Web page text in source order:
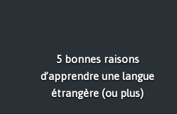
5 bonnes raisons
d’apprendre une langue
étrangère (ou plus)